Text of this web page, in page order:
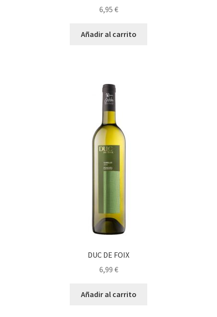
6,95 €
Añadir al carrito
DUC DE FOIX
6,99 €
Añadir al carrito